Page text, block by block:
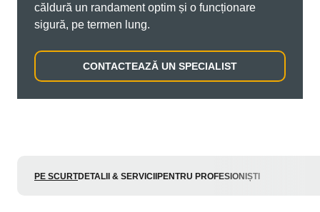
căldură un randament optim și o funcționare
sigură, pe termen lung.
CONTACTEAZĂ UN SPECIALIST
PE SCURTDETALII & SERVICII PENTRU PROFESIONIȘTI